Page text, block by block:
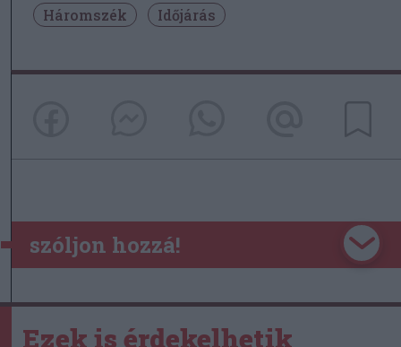
Háromszék
Időjárás
szóljon hozzá!
Ezek is érdekelhetik